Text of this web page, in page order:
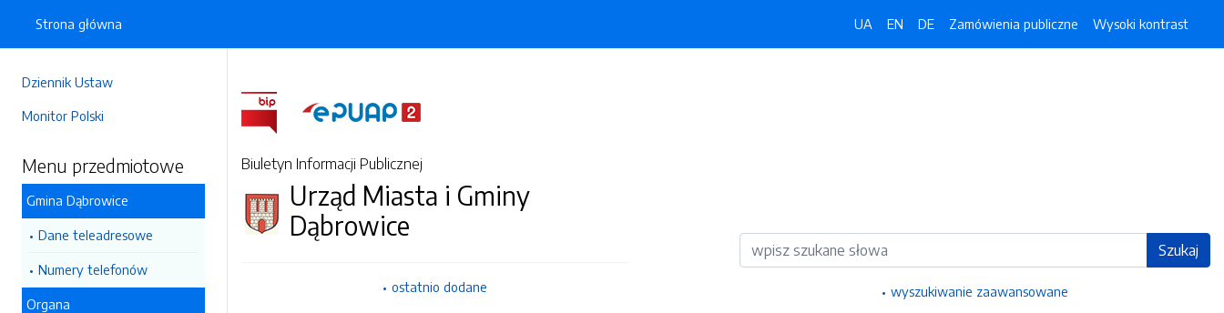
Dziennik Ustaw
Monitor Polski
Menu przedmiotowe
Gmina Dąbrowice
Dane teleadresowe
Numery telefonów
Organa
Strona główna UA EN DE Zamówienia publiczne Wysoki kontrast
Biuletyn Informacji Publicznej
Urząd Miasta i Gminy
Dąbrowice
ostatnio dodane
Wyszukiwarka Szukaj
wyszukiwanie zaawansowane